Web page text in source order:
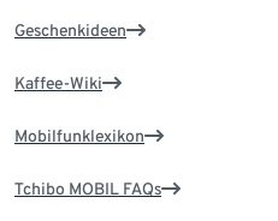
Geschenkideen
Kaffee-Wiki
Mobilfunklexikon
Tchibo MOBIL FAQs